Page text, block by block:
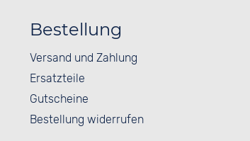
Bestellung
Versand und Zahlung
Ersatzteile
Gutscheine
Bestellung widerrufen